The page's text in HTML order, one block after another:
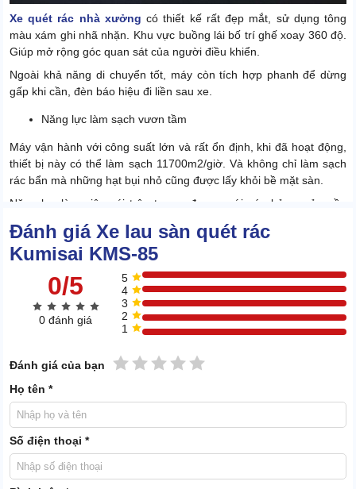
Xe quét rác nhà xưởng có thiết kế rất đẹp mắt, sử dụng tông
màu xám ghi nhã nhặn. Khu vực buồng lái bố trí ghế xoay 360 độ.
Giúp mở rộng góc quan sát của người điều khiển.
Ngoài khả năng di chuyển tốt, máy còn tích hợp phanh để dừng
gấp khi cần, đèn báo hiệu đi liền sau xe.
Năng lực làm sạch vươn tầm
Máy vận hành với công suất lớn và rất ổn định, khi đã hoạt động,
thiết bị này có thể làm sạch 11700m2/giờ. Và không chỉ làm sạch
rác bẩn mà những hạt bụi nhỏ cũng được lấy khỏi bề mặt sàn.
Năng lực làm việc nói trên tương đương với sức bỏ ra của gần
năng xe ưu tú đến mức nào.
Đánh giá Xe lau sàn quét rác
Kumisai KMS-85
0/5
0 đánh giá
5
4
3
2
1
Đánh giá của bạn 5 sao
4 sao
3 sao
2 sao
1 sao
Họ tên *
Số điện thoại *